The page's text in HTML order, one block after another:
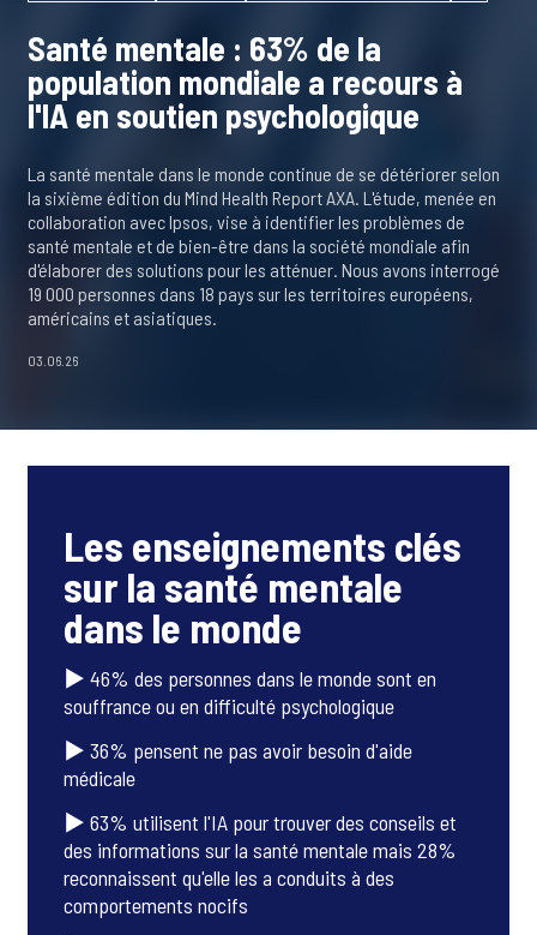
Santé mentale : 63% de la
population mondiale a recours à
l'IA en soutien psychologique
La santé mentale dans le monde continue de se détériorer selon
la sixième édition du Mind Health Report AXA. L'étude, menée en
collaboration avec Ipsos, vise à identifier les problèmes de
santé mentale et de bien-être dans la société mondiale afin
d'élaborer des solutions pour les atténuer. Nous avons interrogé
19 000 personnes dans 18 pays sur les territoires européens,
américains et asiatiques.
03.06.26
Les enseignements clés
sur la santé mentale
dans le monde
▶ 46% des personnes dans le monde sont en
souffrance ou en difficulté psychologique
▶ 36% pensent ne pas avoir besoin d'aide
médicale
▶ 63% utilisent l'IA pour trouver des conseils et
des informations sur la santé mentale mais 28%
reconnaissent qu'elle les a conduits à des
comportements nocifs